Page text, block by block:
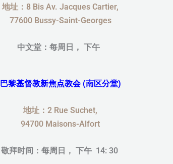
地址：8 Bis Av. Jacques Cartier,
77600 Bussy-Saint-Georges
中文堂：每周日， 下午
巴黎基督教新焦点教会 (南区分堂)
地址：2 Rue Suchet,
94700 Maisons-Alfort
敬拜时间：每周日， 下午 14: 30